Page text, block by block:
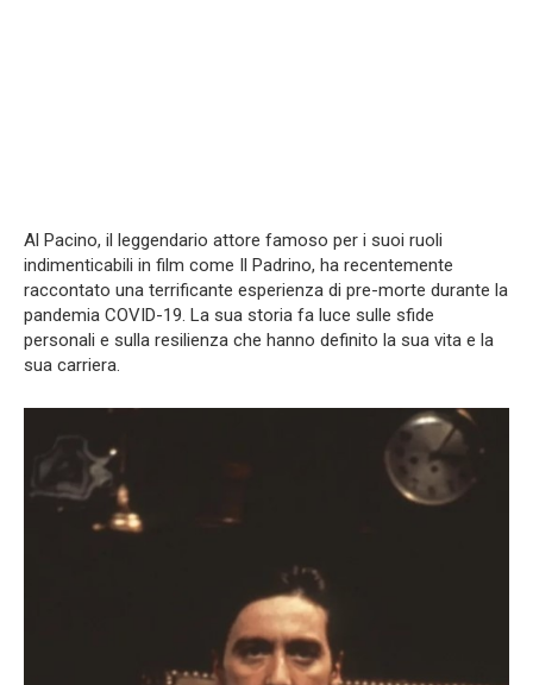
Al Pacino, il leggendario attore famoso per i suoi ruoli
indimenticabili in film come Il Padrino, ha recentemente
raccontato una terrificante esperienza di pre-morte durante la
pandemia COVID-19. La sua storia fa luce sulle sfide
personali e sulla resilienza che hanno definito la sua vita e la
sua carriera.